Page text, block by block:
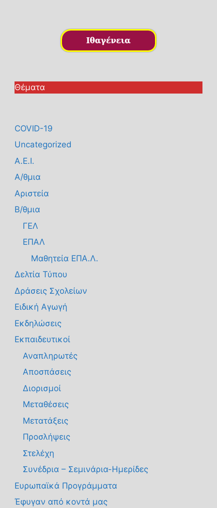
Θέματα
COVID-19
Uncategorized
Α.Ε.Ι.
Α/θμια
Αριστεία
Β/θμια
ΓΕΛ
ΕΠΑΛ
Μαθητεία ΕΠΑ.Λ.
Δελτία Τύπου
Δράσεις Σχολείων
Ειδική Αγωγή
Εκδηλώσεις
Εκπαιδευτικοί
Αναπληρωτές
Αποσπάσεις
Διορισμοί
Μεταθέσεις
Μετατάξεις
Προσλήψεις
Στελέχη
Συνέδρια – Σεμινάρια-Ημερίδες
Ευρωπαϊκά Προγράμματα
Έφυγαν από κοντά μας